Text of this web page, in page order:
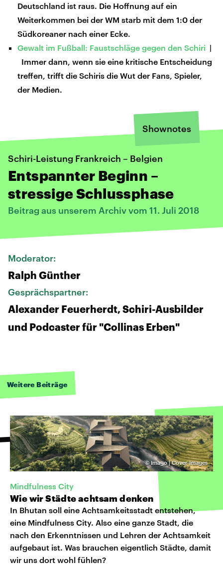
Deutschland ist raus. Die Hoffnung auf ein
Weiterkommen bei der WM starb mit dem 1:0 der
Südkoreaner nach einer Ecke.
Gewalt im Fußball: Faustschläge gegen den Schiri |
Immer dann, wenn sie eine kritische Entscheidung
treffen, trifft die Schiris die Wut der Fans, Spieler,
der Medien.
Shownotes
Schiri-Leistung Frankreich – Belgien
Entspannter Beginn –
stressige Schlussphase
Beitrag aus unserem Archiv vom 11. Juli 2018
Moderator:
Ralph Günther
Gesprächspartner:
Alexander Feuerherdt, Schiri-Ausbilder
und Podcaster für "Collinas Erben"
Weitere Beiträge
©Imago | Cover-Images
Mindfulness City
Wie wir Städte achtsam denken
In Bhutan soll eine Achtsamkeitsstadt entstehen,
eine Mindfulness City. Also eine ganze Stadt, die
nach den Erkenntnissen und Lehren der Achtsamkeit
aufgebaut ist. Was brauchen eigentlich Städte, damit
wir uns dort wohl fühlen?